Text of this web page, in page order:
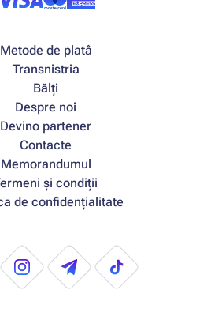
Metode de platâ
Transnistria
Bălți
Despre noi
Devino partener
Contacte
Memorandumul
și condiții
de confidențialitate